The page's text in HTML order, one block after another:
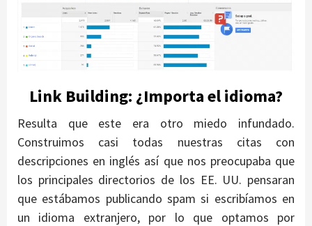
Link Building: ¿Importa el idioma?
Resulta que este era otro miedo infundado.
Construimos casi todas nuestras citas con
descripciones en inglés así que nos preocupaba que
los principales directorios de los EE. UU. pensaran
que estábamos publicando spam si escribíamos en
un idioma extranjero, por lo que optamos por